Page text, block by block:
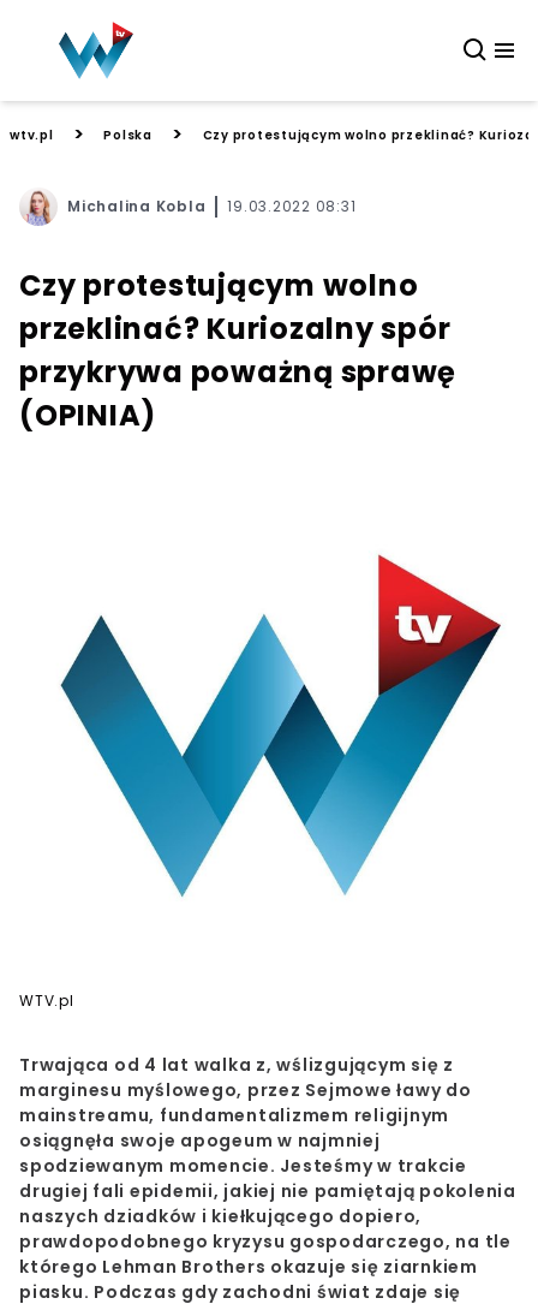
wtv.pl > Polska > Czy protestującym wolno przeklinać?
Michalina Kobla 19.03.2022 08:31
Czy protestującym wolno
przeklinać? Kuriozalny spór
przykrywa poważną sprawę
(OPINIA)
WTV.pl
Trwająca od 4 lat walka z, wślizgującym się z
marginesu myślowego, przez Sejmowe ławy do
mainstreamu, fundamentalizmem religijnym
osiągnęła swoje apogeum w najmniej
spodziewanym momencie. Jesteśmy w trakcie
drugiej fali epidemii, jakiej nie pamiętają pokolenia
naszych dziadków i kiełkującego dopiero,
prawdopodobnego kryzysu gospodarczego, na tle
którego Lehman Brothers okazuje się ziarnkiem
piasku. Podczas gdy zachodni świat zdaje się